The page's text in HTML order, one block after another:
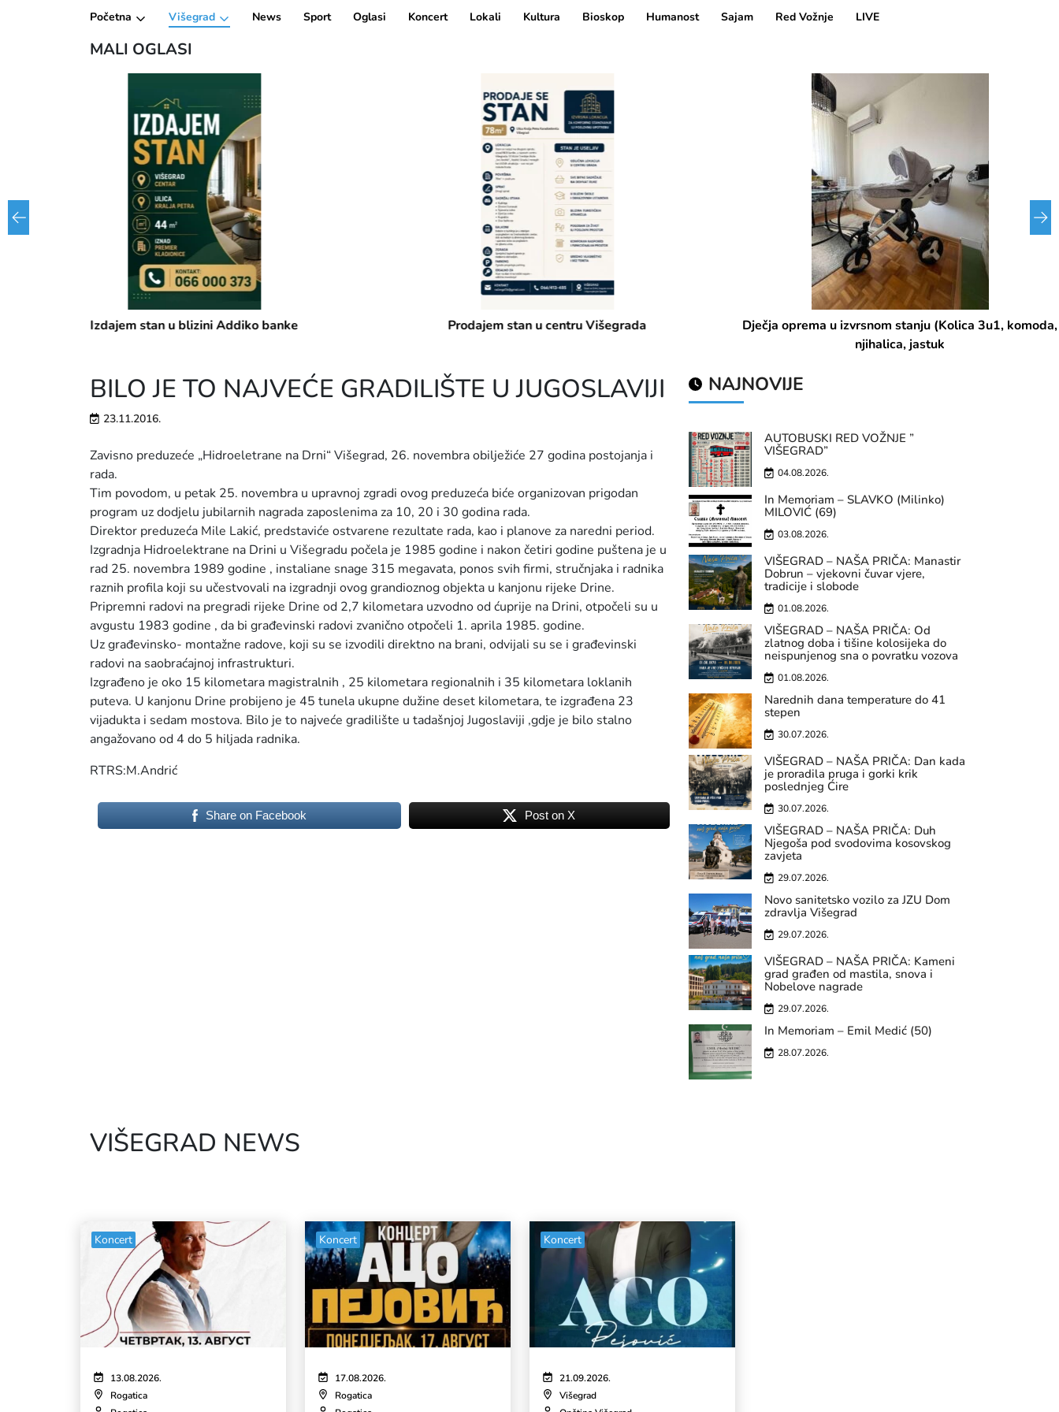
Početna Višegrad News Sport Oglasi Koncert Lokali Kultura Bioskop Humanost Sajam Red Vožnje LIVE
MALI OGLASI
Izdajem stan u blizini Addiko banke Prodajem stan u centru Višegrada
Dječja oprema u izvrsnom stanju (Kolica 3u1, komoda,
njihalica, jastuk
BILO JE TO NAJVEĆE GRADILIŠTE U JUGOSLAVIJI
23.11.2016.
Zavisno preduzeće „Hidroeletrane na Drni“ Višegrad, 26. novembra obilježiće 27 godina postojanja i
rada.
Tim povodom, u petak 25. novembra u upravnoj zgradi ovog preduzeća biće organizovan prigodan
program uz dodjelu jubilarnih nagrada zaposlenima za 10, 20 i 30 godina rada.
Direktor preduzeća Mile Lakić, predstaviće ostvarene rezultate rada, kao i planove za naredni period.
Izgradnja Hidroelektrane na Drini u Višegradu počela je 1985 godine i nakon četiri godine puštena je u
rad 25. novembra 1989 godine , instaliane snage 315 megavata, ponos svih firmi, stručnjaka i radnika
raznih profila koji su učestvovali na izgradnji ovog grandioznog objekta u kanjonu rijeke Drine.
Pripremni radovi na pregradi rijeke Drine od 2,7 kilometara uzvodno od ćuprije na Drini, otpočeli su u
avgustu 1983 godine , da bi građevinski radovi zvanično otpočeli 1. aprila 1985. godine.
Uz građevinsko- montažne radove, koji su se izvodili direktno na brani, odvijali su se i građevinski
radovi na saobraćajnoj infrastrukturi.
Izgrađeno je oko 15 kilometara magistralnih , 25 kilometara regionalnih i 35 kilometara loklanih
puteva. U kanjonu Drine probijeno je 45 tunela ukupne dužine deset kilometara, te izgrađena 23
vijadukta i sedam mostova. Bilo je to najveće gradilište u tadašnjoj Jugoslaviji ,gdje je bilo stalno
angažovano od 4 do 5 hiljada radnika.
RTRS:M.Andrić
Share on Facebook Post on X
NAJNOVIJE
AUTOBUSKI RED VOŽNJE ”
VIŠEGRAD”
04.08.2026.
In Memoriam – SLAVKO (Milinko)
MILOVIĆ (69)
03.08.2026.
VIŠEGRAD – NAŠA PRIČA: Manastir
Dobrun – vjekovni čuvar vjere,
tradicije i slobode
01.08.2026.
VIŠEGRAD – NAŠA PRIČA: Od
zlatnog doba i tišine kolosijeka do
neispunjenog sna o povratku vozova
01.08.2026.
Narednih dana temperature do 41
stepen
30.07.2026.
VIŠEGRAD – NAŠA PRIČA: Dan kada
je proradila pruga i gorki krik
poslednjeg Ćire
30.07.2026.
VIŠEGRAD – NAŠA PRIČA: Duh
Njegoša pod svodovima kosovskog
zavjeta
29.07.2026.
Novo sanitetsko vozilo za JZU Dom
zdravlja Višegrad
29.07.2026.
VIŠEGRAD – NAŠA PRIČA: Kameni
grad građen od mastila, snova i
Nobelove nagrade
29.07.2026.
In Memoriam – Emil Medić (50)
28.07.2026.
VIŠEGRAD NEWS
Koncert
13.08.2026.
Rogatica
Koncert
17.08.2026.
Rogatica
Koncert
21.09.2026.
Višegrad